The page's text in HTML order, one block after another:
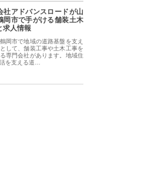
社アドバンスロードが山
岡市で手がける舗装土木
求人情報
岡市で地域の道路基盤を支え
して、舗装工事や土木工事を
専門会社があります。地域住
を支える道…